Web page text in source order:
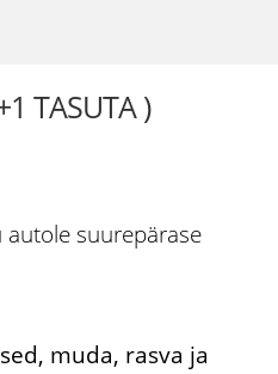
TASUTA )
autole suurepärase
muda, rasva ja